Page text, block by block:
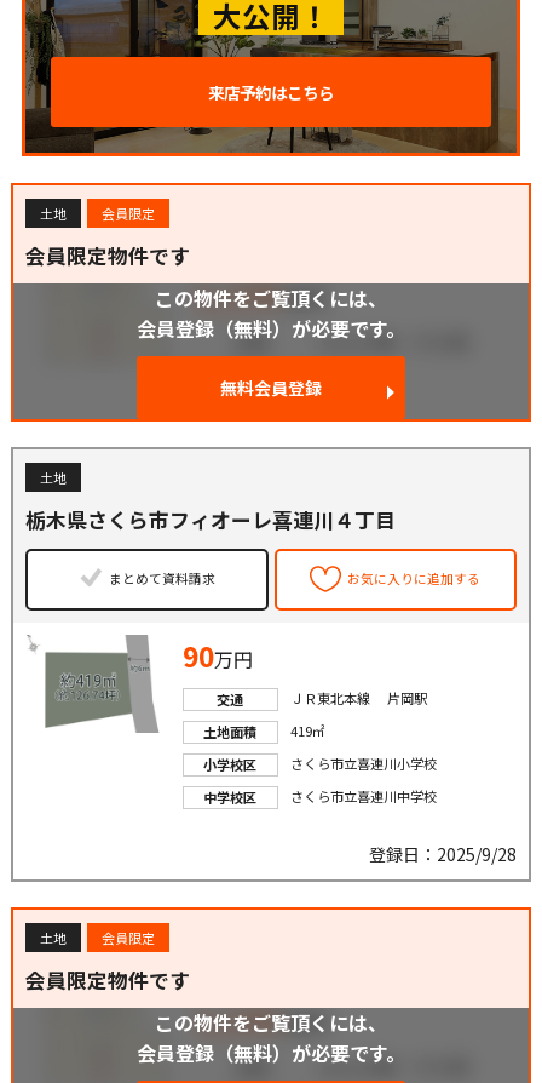
大公開！
来店予約はこちら
土地 会員限定
会員限定物件です
この物件をご覧頂くには、
会員登録（無料）が必要です。
無料会員登録
土地
栃木県さくら市フィオーレ喜連川４丁目
まとめて資料請求 お気に入りに追加する
90万円
交通
ＪＲ東北本線 片岡駅
土地面積
419㎡
小学校区
さくら市立喜連川小学校
中学校区
さくら市立喜連川中学校
登録日：2025/9/28
土地 会員限定
会員限定物件です
この物件をご覧頂くには、
会員登録（無料）が必要です。